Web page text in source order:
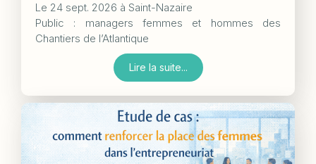
Le 24 sept. 2026 à Saint-Nazaire
Public : managers femmes et hommes des
Chantiers de l’Atlantique
Lire la suite...